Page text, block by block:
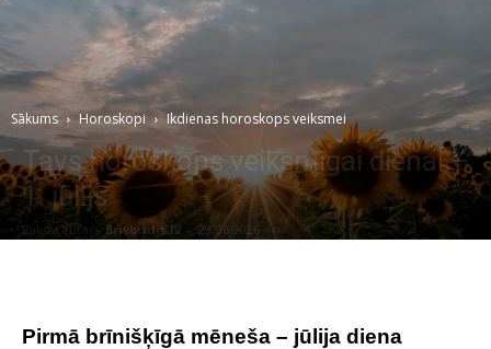
Sākums Horoskopi Ikdienas horoskops veiksmei
Tavs horoskops veiksmīgai dienai –
1. jūlijs
Raksta autors Brivbridis.lv - 29/06/2026
Pirmā brīnišķīgā mēneša – jūlija diena